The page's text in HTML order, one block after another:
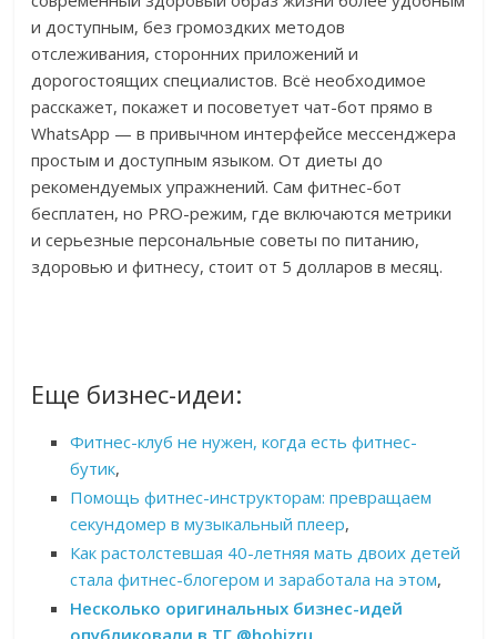
и доступным, без громоздких методов
отслеживания, сторонних приложений и
дорогостоящих специалистов. Всё необходимое
расскажет, покажет и посоветует чат-бот прямо в
WhatsApp — в привычном интерфейсе мессенджера
простым и доступным языком. От диеты до
рекомендуемых упражнений. Сам фитнес-бот
бесплатен, но PRO-режим, где включаются метрики
и серьезные персональные советы по питанию,
здоровью и фитнесу, стоит от 5 долларов в месяц.
Еще бизнес-идеи:
Фитнес-клуб не нужен, когда есть фитнес-
бутик,
Помощь фитнес-инструкторам: превращаем
секундомер в музыкальный плеер,
Как растолстевшая 40-летняя мать двоих детей
стала фитнес-блогером и заработала на этом,
Несколько оригинальных бизнес-идей